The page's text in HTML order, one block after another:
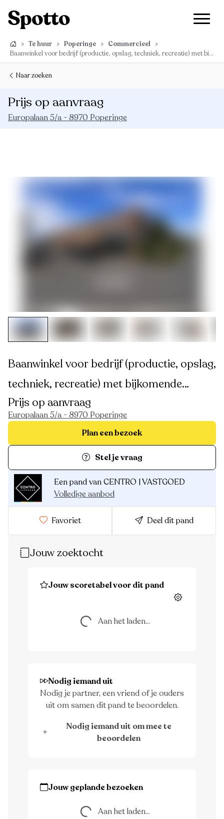
> Te huur > Poperinge > Commercieel >
Baanwinkel voor bedrijf (productie, opslag, techniek, recreatie) met bijkomende verkoop naast Lecot, Basic-Fit, Hopsiepops, Eldi, Van Haaren,... vlak bij de RING aan de Poort tot Poperinge !
Naar zoeken
Prijs op aanvraag
Europalaan 5/a - 8970 Poperinge
Baanwinkel voor bedrijf (productie, opslag,
techniek, recreatie) met bijkomende
verkoop naast Lecot, Basic-Fit,
Hopsiepops, Eldi, Van Haaren,... vlak bij de
RING aan de Poort tot Poperinge !
Prijs op aanvraag
Europalaan 5/a - 8970 Poperinge
Plan een bezoek
Stel je vraag
Een pand van CENTRO | VASTGOED
Volledige aanbod
Favoriet Deel dit pand
Jouw zoektocht
Jouw scoretabel voor dit pand
Instellingen
Aan het laden... Aan het laden...
Nodig iemand uit
Nodig je partner, een vriend of je ouders
uit om samen dit pand te beoordelen.
Nodig iemand uit om mee te
beoordelen
Jouw geplande bezoeken
Aan het laden... Aan het laden...